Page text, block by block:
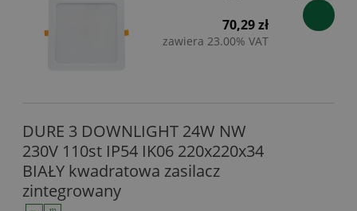
70,29 zł
zawiera 23.00% VAT
DURE 3 DOWNLIGHT 24W NW
230V 110st IP54 IK06 220x220x34
BIAŁY kwadratowa zasilacz
zintegrowany